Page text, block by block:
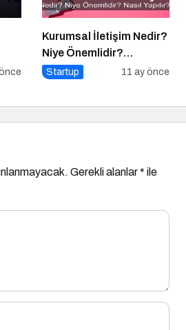
Kurumsal İletişim Nedir?
Niye Önemlidir?
Kurumsal İletişim Nasıl
Startup 11 ay önce
Gerekli alanlar* ile